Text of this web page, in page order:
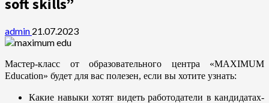
soft skills”
admin 21.07.2023
Мастер-класс от образовательного центра «MAXIMUM
Education» будет для вас полезен, если вы хотите узнать:
Какие навыки хотят видеть работодатели в кандидатах-